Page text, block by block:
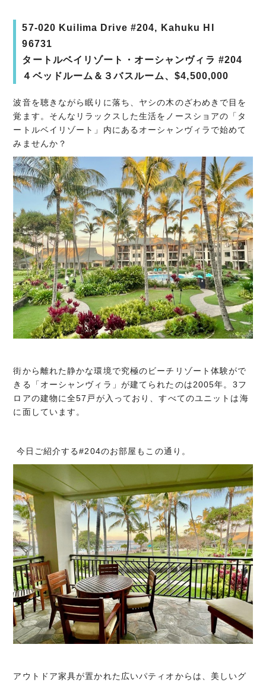
57-020 Kuilima Drive #204, Kahuku HI
96731
タートルベイリゾート・オーシャンヴィラ #204
４ベッドルーム＆３バスルーム、$4,500,000
波音を聴きながら眠りに落ち、ヤシの木のざわめきで目を
覚ます。そんなリラックスした生活をノースショアの「タ
ートルベイリゾート」内にあるオーシャンヴィラで始めて
みませんか？
街から離れた静かな環境で究極のビーチリゾート体験がで
きる「オーシャンヴィラ」が建てられたのは2005年。3フ
ロアの建物に全57戸が入っており、すべてのユニットは海
に面しています。
今日ご紹介する#204のお部屋もこの通り。
アウトドア家具が置かれた広いパティオからは、美しいグ